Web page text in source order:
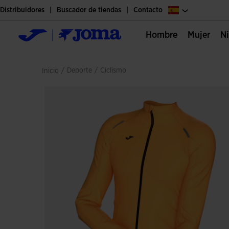
Distribuidores Buscador de tiendas Contacto
Hombre Mujer
Inicio / deporte / ciclismo